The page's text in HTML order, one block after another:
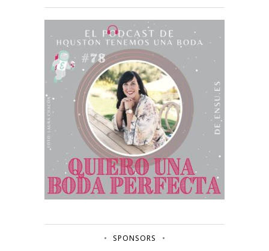
SPONSORS